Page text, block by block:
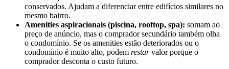
conservados. Ajudam a diferenciar entre edifícios similares no
mesmo bairro.
Amenities aspiracionais (piscina, rooftop, spa): somam ao
preço de anúncio, mas o comprador secundário também olha
o condomínio. Se os amenities estão deteriorados ou o
condomínio é muito alto, podem restarvalor porque o
comprador desconta o custo futuro.